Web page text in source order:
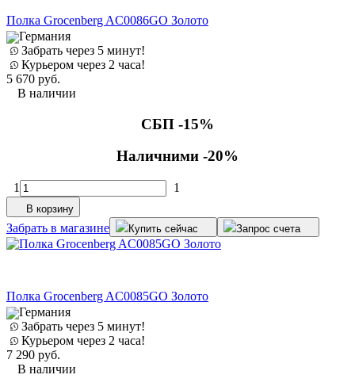
Полка Grocenberg AC0086GO Золото
Германия
Забрать через 5 минут!
Курьером через 2 часа!
5 670 руб.
В наличии
СБП -15%
Наличними -20%
1 1
В корзину
Забрать в магазине Купить сейчас Запрос счета
Полка Grocenberg AC0085GO Золото
Германия
Забрать через 5 минут!
Курьером через 2 часа!
7 290 руб.
В наличии